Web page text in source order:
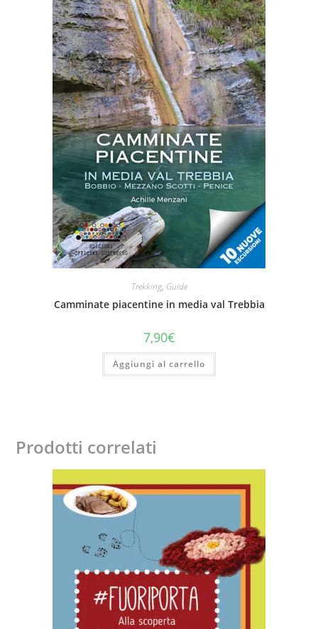
Trekking, Guide
Camminate piacentine in media val Trebbia
7,90€
Aggiungi al carrello
Prodotti correlati